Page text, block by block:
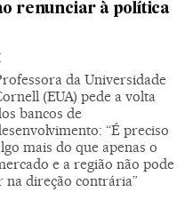
renunciar à política
da Universidade
(EUA) pede a volta
bancos de
“É preciso
mais do que apenas o
e a região não pode
na direção contrária”